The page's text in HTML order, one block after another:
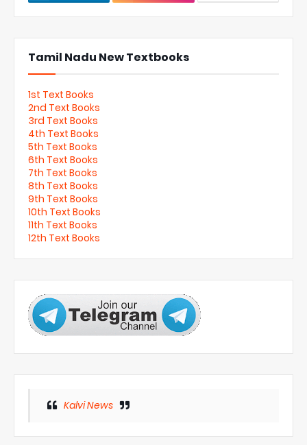
Tamil Nadu New Textbooks
1st Text Books
2nd Text Books
3rd Text Books
4th Text Books
5th Text Books
6th Text Books
7th Text Books
8th Text Books
9th Text Books
10th Text Books
11th Text Books
12th Text Books
Kalvi News